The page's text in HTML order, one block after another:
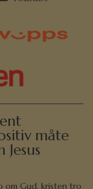
måte
om Gud, kristen tro